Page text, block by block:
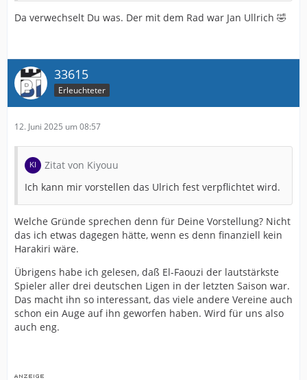
Da verwechselt Du was. Der mit dem Rad war Jan Ullrich 🤣
33615
Erleuchteter
12. Juni 2025 um 08:57
Zitat von Kiyouu
Ich kann mir vorstellen das Ulrich fest verpflichtet wird.
Welche Gründe sprechen denn für Deine Vorstellung? Nicht
das ich etwas dagegen hätte, wenn es denn finanziell kein
Harakiri wäre.
Übrigens habe ich gelesen, daß El-Faouzi der lautstärkste
Spieler aller drei deutschen Ligen in der letzten Saison war.
Das macht ihn so interessant, das viele andere Vereine auch
schon ein Auge auf ihn geworfen haben. Wird für uns also
auch eng.